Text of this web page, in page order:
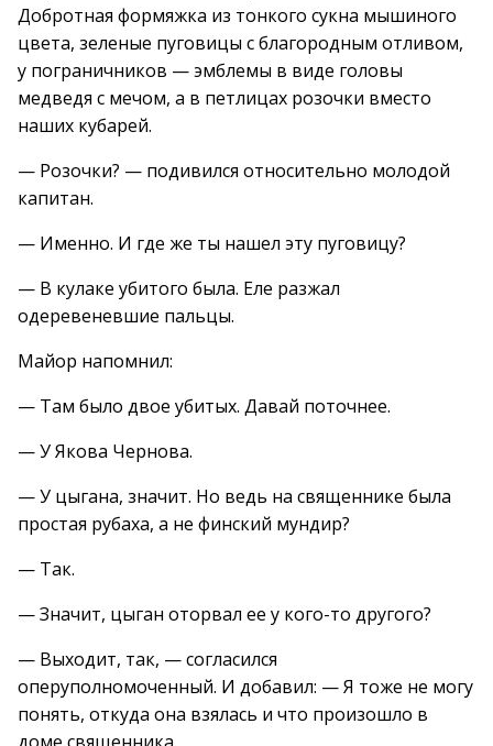
Добротная формяжка из тонкого сукна мышиного
цвета, зеленые пуговицы с благородным отливом,
у пограничников — эмблемы в виде головы
медведя с мечом, а в петлицах розочки вместо
наших кубарей.
— Розочки? — подивился относительно молодой
капитан.
— Именно. И где же ты нашел эту пуговицу?
— В кулаке убитого была. Еле разжал
одеревеневшие пальцы.
Майор напомнил:
— Там было двое убитых. Давай поточнее.
— У Якова Чернова.
— У цыгана, значит. Но ведь на священнике была
простая рубаха, а не финский мундир?
— Так.
— Значит, цыган оторвал ее у кого-то другого?
— Выходит, так, — согласился
оперуполномоченный. И добавил: — Я тоже не могу
понять, откуда она взялась и что произошло в